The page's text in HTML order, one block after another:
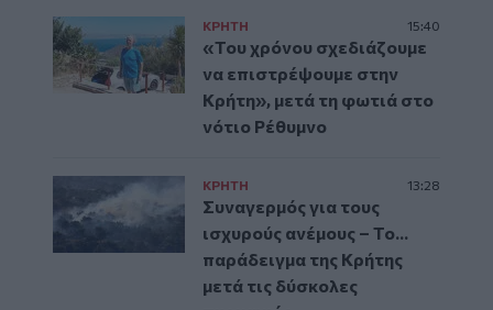
ΚΡΗΤΗ 15:40
«Του χρόνου σχεδιάζουμε
να επιστρέψουμε στην
Κρήτη», μετά τη φωτιά στο
νότιο Ρέθυμνο
ΚΡΗΤΗ 13:28
Συναγερμός για τους
ισχυρούς ανέμους – Το...
παράδειγμα της Κρήτης
μετά τις δύσκολες